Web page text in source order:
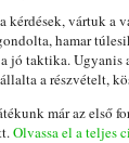
vártuk a
hamar
jó taktika.
a részvételt,
már az első
Olvassa el a teljes